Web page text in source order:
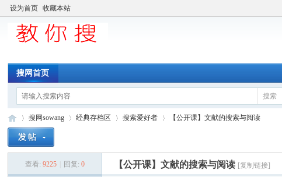
设为首页 收藏本站
搜网首页
搜索
搜网sowang
›
经典存档区 搜索爱好者 【公开课】文献的搜索与阅读
查看: 9225 回复: 0 【公开课】文献的搜索与阅读 [复制链接]